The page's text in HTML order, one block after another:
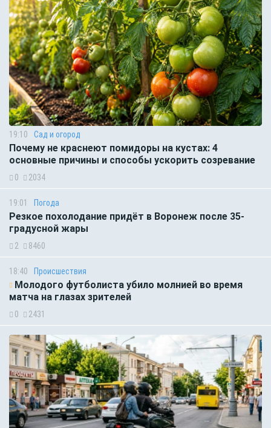
19:10 Сад и огород
Почему не краснеют помидоры на кустах: 4
основные причины и способы ускорить созревание
0 2034
19:01 Погода
Резкое похолодание придёт в Воронеж после 35-
градусной жары
2 8460
18:40 Происшествия
Молодого футболиста убило молнией во время
матча на глазах зрителей
0 2431